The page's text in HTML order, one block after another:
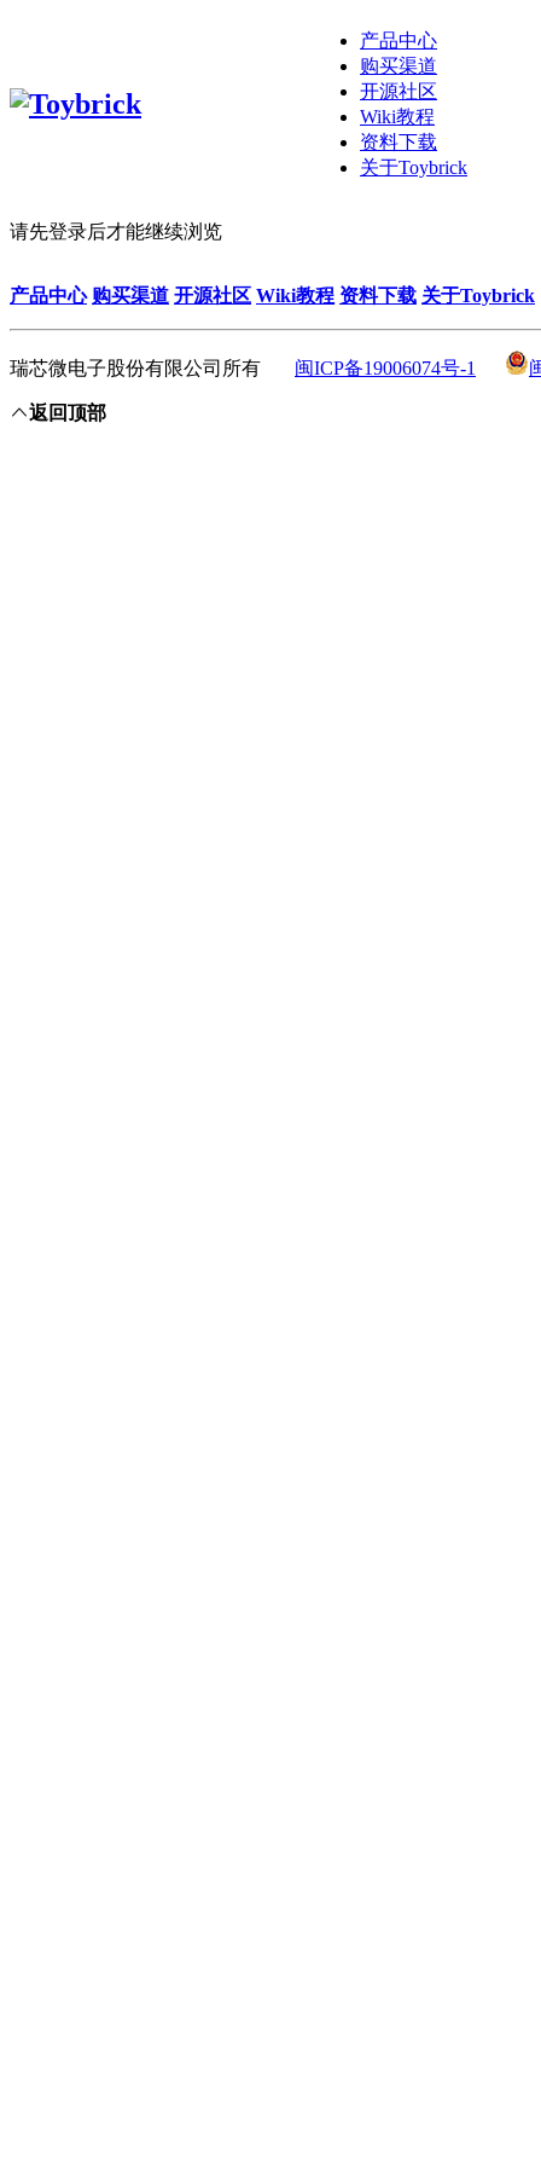
产品中心
购买渠道
开源社区
Wiki教程
资料下载
关于Toybrick
请先登录后才能继续浏览
产品中心 购买渠道 开源社区 Wiki教程 资料下载 关于Toybrick
瑞芯微电子股份有限公司所有 闽ICP备19006074号-1
返回顶部